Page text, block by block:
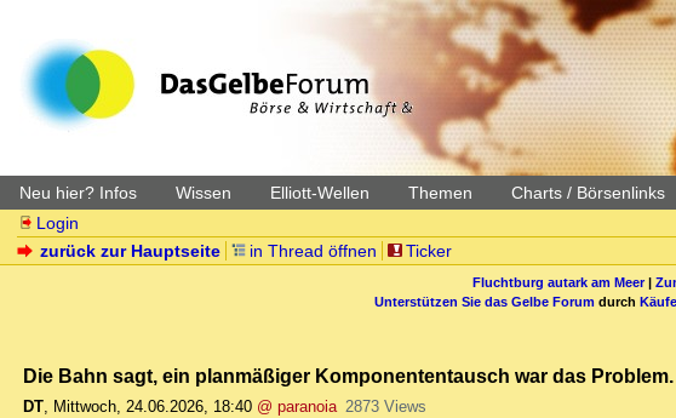
Neu hier? Infos Wissen Elliott-Wellen Themen Charts / Börsenlinks
Login
zurück zur Hauptseite
in Thread öffnen Ticker
Fluchtburg autark am Meer|
Unterstützen Sie das Gelbe Forum durch
Die Bahn sagt, ein planmäßiger Komponententausch war das Problem.
DT, Mittwoch, 24.06.2026, 18:40 @ paranoia 2873 Views